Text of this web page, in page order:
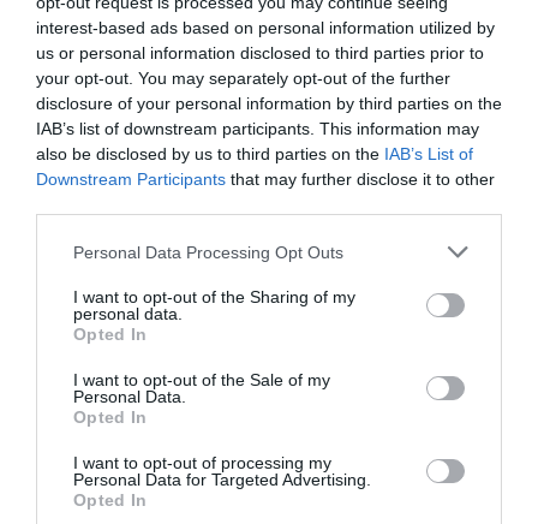
interest-based ads based on personal information utilized by
us or personal information disclosed to third parties prior to
your opt-out. You may separately opt-out of the further
disclosure of your personal information by third parties on the
IAB’s list of downstream participants. This information may
also be disclosed by us to third parties on the IAB’s List of
Downstream Participants that may further disclose it to other
Personal Data Processing Opt Outs
I want to opt-out of the Sharing of my
personal data.
Opted In
I want to opt-out of the Sale of my
Personal Data.
Opted In
I want to opt-out of processing my
Personal Data for Targeted Advertising.
Opted In
FAIRE UN DON
Appel aux lecteurs !
Soutenez Air Journal participezà son
développement !
DERNIERS COMMENTAIRES